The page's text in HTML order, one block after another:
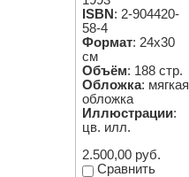
ISBN : 2-904420-
58-4
Формат: 24х30
см
Объём: 188 стр.
Обложка: мягкая
обложка
Иллюстрации:
цв. илл.
2.500,00 руб.
Сравнить